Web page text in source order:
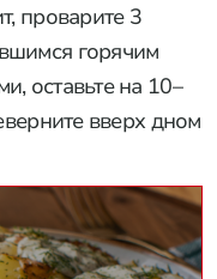
проварите 3
горячим
оставьте на 10–
вверх дном